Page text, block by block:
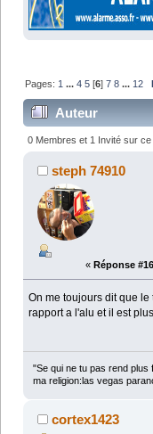
Pages: 1 ...4 5 [6]7 8 ... 12
Auteur
rigide actif légér
0 Membres et 1 Invité sur ce
steph 74910
« Réponse
On me toujours dit que
rapport a l'alu et il est
"Se qui ne tu pas rend plus
ma religion:las vegas
cortex1423